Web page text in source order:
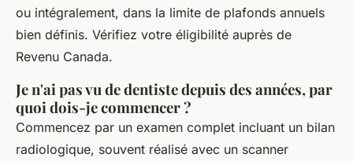
ou intégralement, dans la limite de plafonds annuels
bien définis. Vérifiez votre éligibilité auprès de
Revenu Canada.
Je n'ai pas vu de dentiste depuis des années, par
quoi dois-je commencer ?
Commencez par un examen complet incluant un bilan
radiologique, souvent réalisé avec un scanner